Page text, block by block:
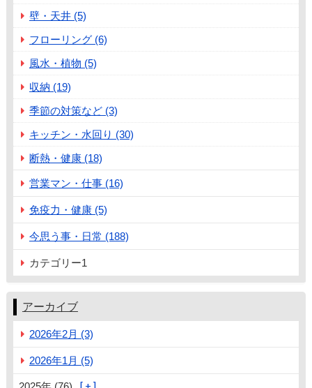
壁・天井 (5)
フローリング (6)
風水・植物 (5)
収納 (19)
季節の対策など (3)
キッチン・水回り (30)
断熱・健康 (18)
営業マン・仕事 (16)
免疫力・健康 (5)
今思う事・日常 (188)
カテゴリー1
アーカイブ
2026年2月 (3)
2026年1月 (5)